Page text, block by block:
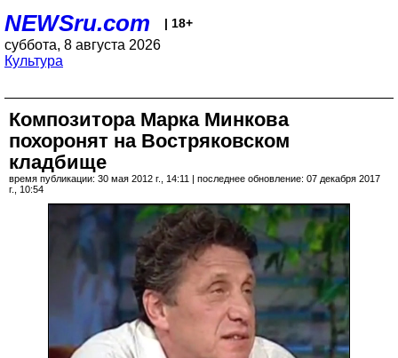
NEWSru.com | 18+
суббота, 8 августа 2026
Культура
Композитора Марка Минкова
похоронят на Востряковском
кладбище
время публикации: 30 мая 2012 г., 14:11 | последнее обновление: 07 декабря 2017
г., 10:54